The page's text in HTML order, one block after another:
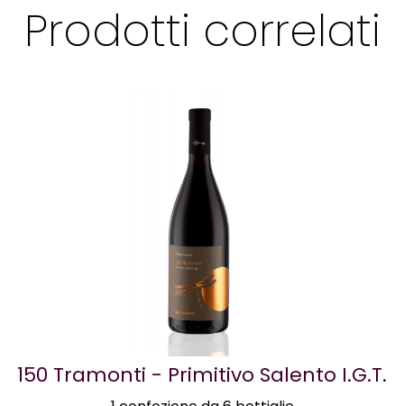
Prodotti correlati
150 Tramonti - Primitivo Salento I.G.T.